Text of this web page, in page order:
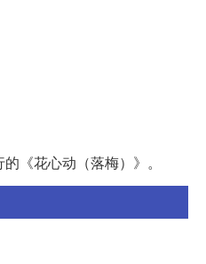
《花心动（落梅）》。